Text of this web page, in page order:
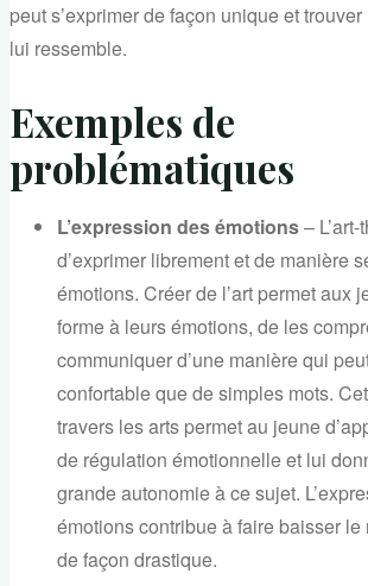
peut s’exprimer de façon unique et
lui ressemble.
Exemples de
problématiques
L’expression des émotions–
d’exprimer librement et de manière
émotions. Créer de l’art permet aux
forme à leurs émotions, de les
communiquer d’une manière qui
confortable que de simples mots.
travers les arts permet au jeune
de régulation émotionnelle et lui
grande autonomie à ce sujet.
émotions contribue à faire baisser le
de façon drastique.